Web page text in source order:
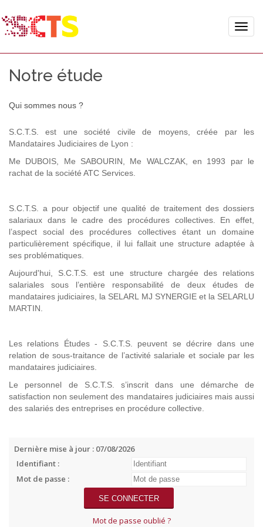
Toggle
Notre étude
Qui sommes nous ?
S.C.T.S. est une société civile de moyens, créée par les
Mandataires Judiciaires de Lyon :
Me DUBOIS, Me SABOURIN, Me WALCZAK, en 1993 par le
rachat de la société ATC Services.
S.C.T.S. a pour objectif une qualité de traitement des dossiers
salariaux dans le cadre des procédures collectives. En effet,
l’aspect social des procédures collectives étant un domaine
particulièrement spécifique, il lui fallait une structure adaptée à
ses problématiques.
Aujourd'hui, S.C.T.S. est une structure chargée des relations
salariales sous l’entière responsabilité de deux études de
mandataires judiciaires, la SELARL MJ SYNERGIE et la SELARLU
MARTIN.
Les relations Études - S.C.T.S. peuvent se décrire dans une
relation de sous-traitance de l’activité salariale et sociale par les
mandataires judiciaires.
Le personnel de S.C.T.S. s’inscrit dans une démarche de
satisfaction non seulement des mandataires judiciaires mais aussi
des salariés des entreprises en procédure collective.
Dernière mise à jour : 07/08/2026
Identifiant :
Mot de passe :
Mot de passe oublié ?